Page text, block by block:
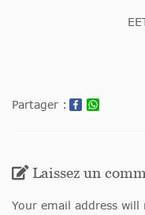
Partager :
Laissez un
Your email address